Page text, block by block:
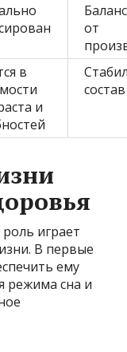
от
в
и
состав
играет
В первые
ему
режима сна и